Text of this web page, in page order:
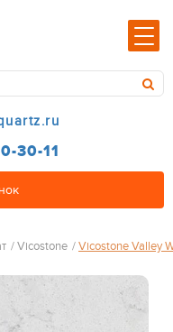
30-11
/Vicostone /Vicostone Valley